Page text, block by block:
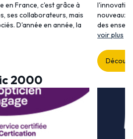
en France, c'est grâce à
ses collaborateurs, mais
D'année en année, la
nouveaux
des
voir plus
2000